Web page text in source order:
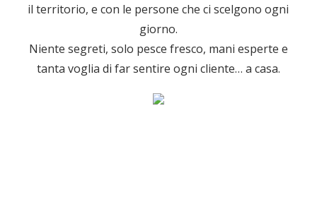
il territorio, e con le persone che ci scelgono ogni
giorno.
Niente segreti, solo pesce fresco, mani esperte e
tanta voglia di far sentire ogni cliente… a casa.